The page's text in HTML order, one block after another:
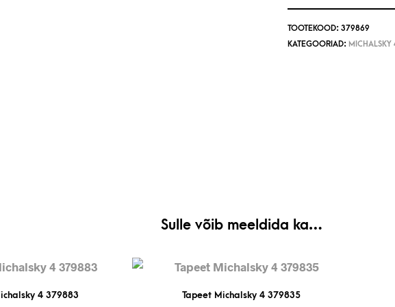
TOOTEKOOD: 379869
KATEGOORIAD: MICHALSKY
Sulle võib meeldida ka…
4 379883 Tapeet Michalsky 4 379835